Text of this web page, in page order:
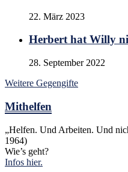
22. März 2023
Herbert hat Willy
28. September 2022
Weitere Gegengifte
Mithelfen
„Helfen. Und Arbeiten. Und
1964)
Wie’s geht?
Infos hier.